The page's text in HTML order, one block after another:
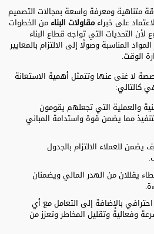
متناهية ومعرفة واسعة بمجالات التصميم
على خبراءمقاولات البناءمن الخطوات
التحديات التي تواجه قطاع البناء
المناسبة وصولًا إلى الالتزام بالمعايير
الوقت.
لا غنى عنها وتتمثل أهمية الاستعانة
كالتالي:
والعملية التي تجعلهم يقومون
مما يضمن قوة واستدامة المباني
للعملاء الالتزام بالجدول
يقللان من الهدر المالي ويضمنان
بالإضافة إلى التعامل مع أي
وفعالية وتقليل المخاطر وتعزز من